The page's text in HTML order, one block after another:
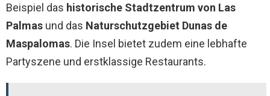
Beispiel das historische Stadtzentrum von Las
Palmas und das Naturschutzgebiet Dunas de
Maspalomas. Die Insel bietet zudem eine lebhafte
Partyszene und erstklassige Restaurants.